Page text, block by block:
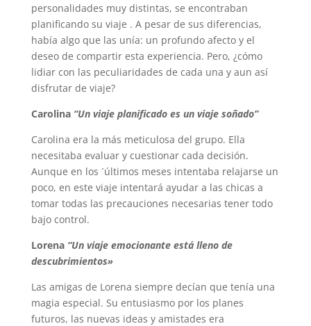
personalidades muy distintas, se encontraban
planificando su viaje . A pesar de sus diferencias,
había algo que las unía: un profundo afecto y el
deseo de compartir esta experiencia. Pero, ¿cómo
lidiar con las peculiaridades de cada una y aun así
disfrutar de viaje?
Carolina “Un viaje planificado es un viaje soñado”
Carolina era la más meticulosa del grupo. Ella
necesitaba evaluar y cuestionar cada decisión.
Aunque en los ´últimos meses intentaba relajarse un
poco, en este viaje intentará ayudar a las chicas a
tomar todas las precauciones necesarias tener todo
bajo control.
Lorena “Un viaje emocionante está lleno de
descubrimientos»
Las amigas de Lorena siempre decían que tenía una
magia especial. Su entusiasmo por los planes
futuros, las nuevas ideas y amistades era